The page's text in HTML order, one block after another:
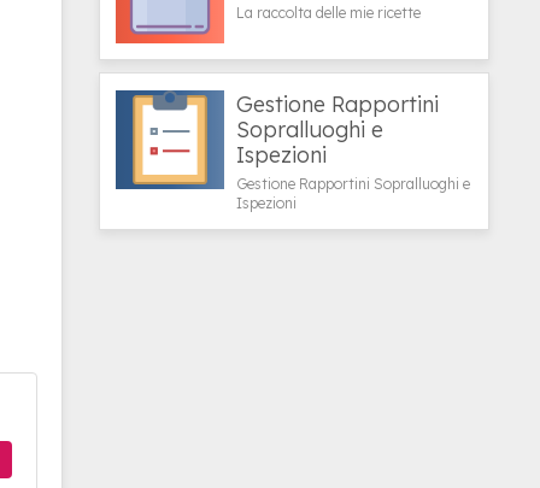
La raccolta delle mie ricette
Gestione Rapportini
Sopralluoghi e
Ispezioni
Gestione Rapportini Sopralluoghi e
Ispezioni